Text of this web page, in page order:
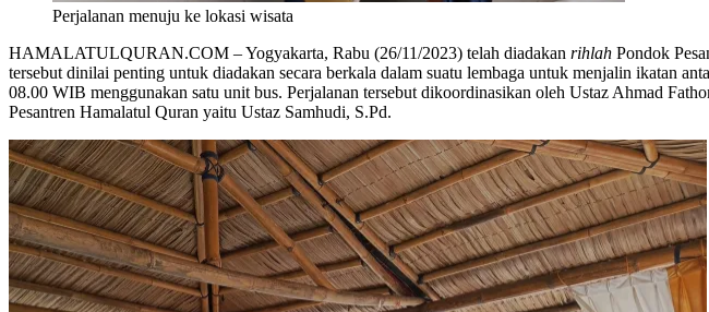
Perjalanan menuju ke lokasi wisata
HAMALATULQURAN.COM – Yogyakarta, Rabu (26/11/2023) telah diadakan rihlah Pondok
tersebut dinilai penting untuk diadakan secara berkala dalam suatu lembaga untuk menjalin ikatan
08.00 WIB menggunakan satu unit bus. Perjalanan tersebut dikoordinasikan oleh Ustaz Ahmad
Pesantren Hamalatul Quran yaitu Ustaz Samhudi, S.Pd.